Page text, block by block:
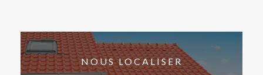
NOUS LOCALISER